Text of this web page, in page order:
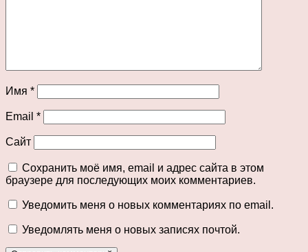
Имя *
Email *
Сайт
Сохранить моё имя, email и адрес сайта в этом
браузере для последующих моих комментариев.
Уведомить меня о новых комментариях по email.
Уведомлять меня о новых записях почтой.